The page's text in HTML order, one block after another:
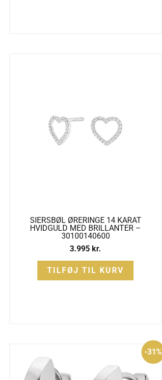
SIERSBØL ØRERINGE 14 KARAT
HVIDGULD MED BRILLANTER –
30100140600
3.995 kr.
TILFØJ TIL KURV
-31%
aktuelle
er: